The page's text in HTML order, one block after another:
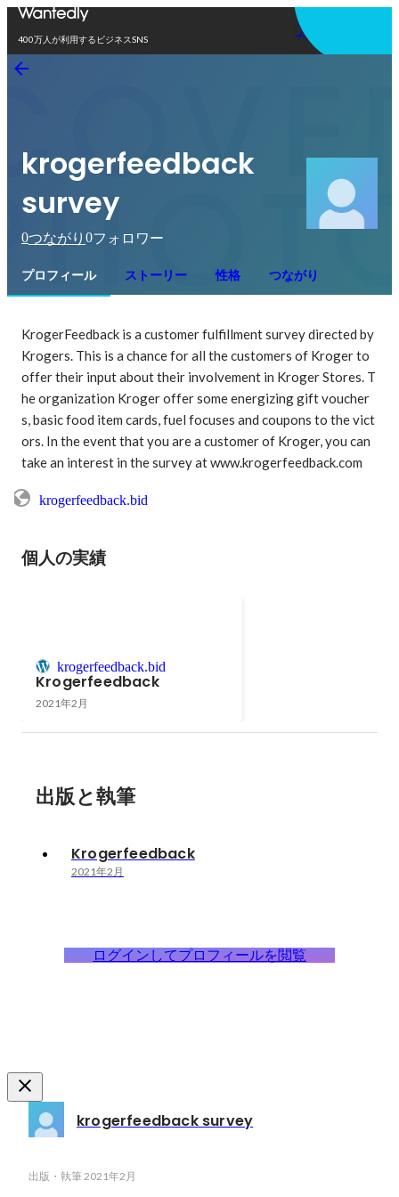
400万人が利用するビジネスSNS
アプリを使う
krogerfeedback
survey
0つながり 0フォロワー
プロフィール ストーリー 性格 つながり
KrogerFeedback is a customer fulfillment survey directed by
Krogers. This is a chance for all the customers of Kroger to
offer their input about their involvement in Kroger Stores. T
he organization Kroger offer some energizing gift voucher
s, basic food item cards, fuel focuses and coupons to the vict
ors. In the event that you are a customer of Kroger, you can
take an interest in the survey at www.krogerfeedback.com
krogerfeedback.bid
個人の実績
krogerfeedback.bid
Krogerfeedback
2021年2月
出版と執筆
Krogerfeedback
2021年2月
ログインしてプロフィールを閲覧
krogerfeedback survey
出版・執筆2021年2月